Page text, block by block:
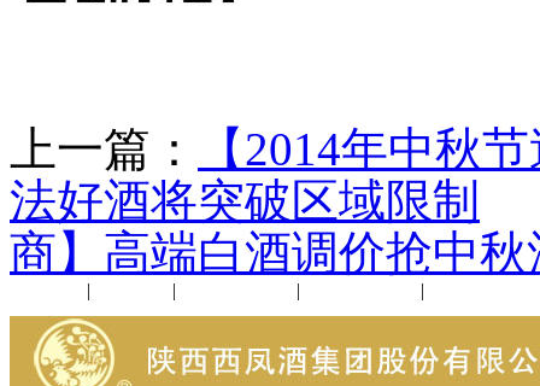
上一篇：
【2014年中秋
法好酒将突破区域限制
商】高端白酒调价抢中
| | | |